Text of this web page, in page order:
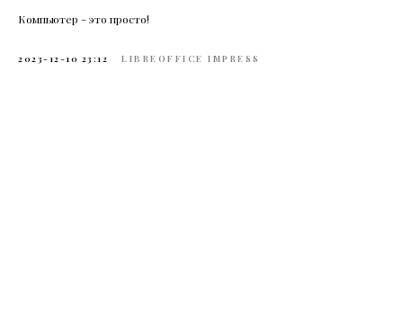
Компьютер - это просто!
2023-12-10 23:12 LIBREOFFICE IMPRESS